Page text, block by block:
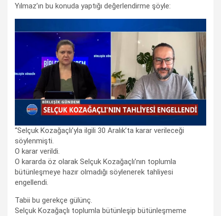
Yılmaz’ın bu konuda yaptığı değerlendirme şöyle:
“Selçuk Kozağaçlı’yla ilgili 30 Aralık’ta karar verileceği
söylenmişti.
O karar verildi.
O kararda öz olarak Selçuk Kozağaçlı’nın toplumla
bütünleşmeye hazır olmadığı söylenerek tahliyesi
engellendi.
Tabii bu gerekçe gülünç.
Selçuk Kozağaçlı toplumla bütünleşip bütünleşmeme